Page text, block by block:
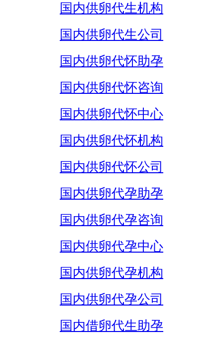
国内供卵代生机构
国内供卵代生公司
国内供卵代怀助孕
国内供卵代怀咨询
国内供卵代怀中心
国内供卵代怀机构
国内供卵代怀公司
国内供卵代孕助孕
国内供卵代孕咨询
国内供卵代孕中心
国内供卵代孕机构
国内供卵代孕公司
国内借卵代生助孕